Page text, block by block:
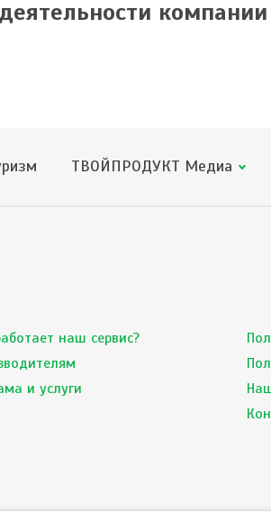
компании
ТВОЙПРОДУКТ Медиа
наш сервис?
и услуги